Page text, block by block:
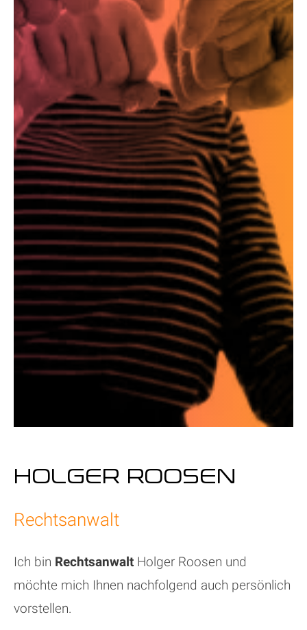
HOLGER ROOSEN
Rechtsanwalt
Ich bin Rechtsanwalt Holger Roosen und
möchte mich Ihnen nachfolgend auch persönlich
vorstellen.